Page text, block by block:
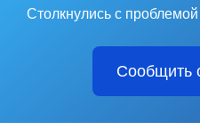
Столкнулись с
Сообщить